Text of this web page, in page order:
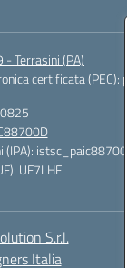
- Terrasini (PA)
certificata (PEC):
istsc_paic88700d
UF7LHF
S.r.l.
Italia